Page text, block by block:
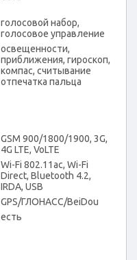
голосовой набор,
голосовое управление
освещенности,
приближения, гироскоп,
компас, считывание
отпечатка пальца
GSM 900/1800/1900, 3G,
4G LTE, VoLTE
Wi-Fi 802.11ac, Wi-Fi
Direct, Bluetooth 4.2,
IRDA, USB
GPS/ГЛОНАСС/BeiDou
есть